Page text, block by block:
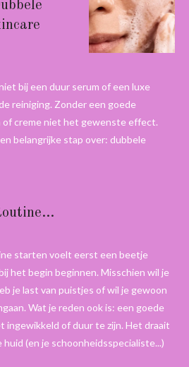
bij een duur serum of een luxe
reiniging. Zonder een goede
of creme niet het gewenste effect.
belangrijke stap over: dubbele
starten voelt eerst een beetje
het begin beginnen. Misschien wil je
je last van puistjes of wil je gewoon
Wat je reden ook is: een goede
ingewikkeld of duur te zijn. Het draait
(en je schoonheidsspecialiste...)